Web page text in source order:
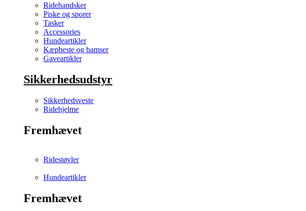
Ridehandsker
Piske og sporer
Tasker
Accessories
Hundeartikler
Kæpheste og bamser
Gaveartikler
Sikkerhedsudstyr
Sikkerhedsveste
Ridehjelme
Fremhævet
Ridestøvler
Hundeartikler
Fremhævet